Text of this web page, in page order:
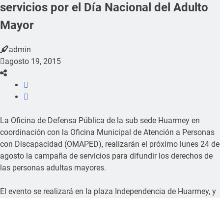
servicios por el Día Nacional del Adulto
Mayor
admin
agosto 19, 2015
La Oficina de Defensa Pública de la sub sede Huarmey en
coordinación con la Oficina Municipal de Atención a Personas
con Discapacidad (OMAPED), realizarán el próximo lunes 24 de
agosto la campaña de servicios para difundir los derechos de
las personas adultas mayores.
El evento se realizará en la plaza Independencia de Huarmey, y